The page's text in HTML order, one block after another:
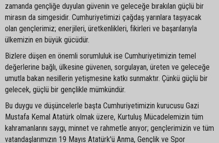
zamanda gençliğe duyulan güvenin ve geleceğe bırakılan güçlü bir
mirasın da simgesidir. Cumhuriyetimizi çağdaş yarınlara taşıyacak
olan gençlerimiz; enerjileri, üretkenlikleri, fikirleri ve başarılarıyla
ülkemizin en büyük gücüdür.
Bizlere düşen en önemli sorumluluk ise Cumhuriyetimizin temel
değerlerine bağlı, ülkesine güvenen, sorgulayan, üreten ve geleceğe
umutla bakan nesillerin yetişmesine katkı sunmaktır. Çünkü güçlü bir
gelecek, güçlü bir gençlikle mümkündür.
Bu duygu ve düşüncelerle başta Cumhuriyetimizin kurucusu Gazi
Mustafa Kemal Atatürk olmak üzere, Kurtuluş Mücadelemizin tüm
kahramanlarını saygı, minnet ve rahmetle anıyor; gençlerimizin ve tüm
vatandaşlarımızın 19 Mayıs Atatürk'ü Anma, Gençlik ve Spor